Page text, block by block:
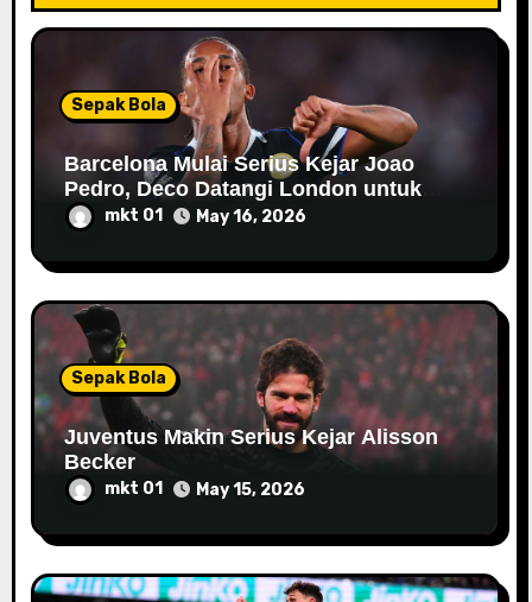
o
Sepak Bola
Barcelona Mulai Serius Kejar Joao
Pedro, Deco Datangi London untuk
Negosiasi
mkt 01 May 16, 2026
Sepak Bola
Juventus Makin Serius Kejar Alisson
Becker
mkt 01 May 15, 2026